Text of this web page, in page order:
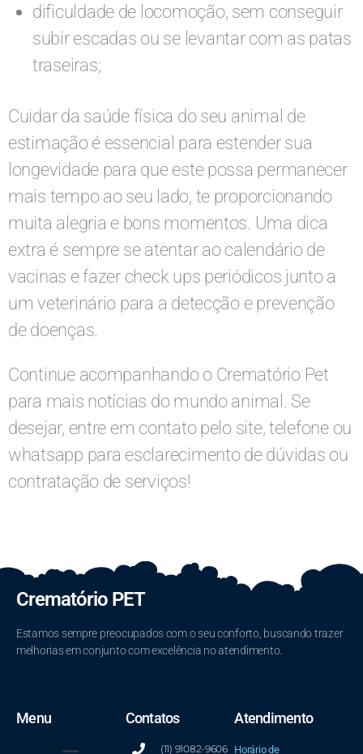
dificuldade de locomoção, sem conseguir
subir escadas ou se levantar com as patas
traseiras;
Cuidar da saúde física do seu animal de
estimação é essencial para estender sua
longevidade para que este possa permanecer
mais tempo ao seu lado, te proporcionando
muita alegria e bons momentos. Uma dica
extra é sempre se atentar ao calendário de
vacinas e fazer check ups periódicos junto a
um veterinário para a detecção e prevenção
de doenças.
Continue acompanhando o Crematório Pet
para mais notícias do mundo animal. Se
desejar, entre em contato pelo site, telefone ou
whatsapp para esclarecimento de dúvidas ou
contratação de serviços!
Crematório PET
Estamos sempre preocupados com o seu conforto, buscando trazer
melhorias em conjunto com excelência no atendimento.
Menu Contatos
(11) 91082-9606
Atendimento
Horário de